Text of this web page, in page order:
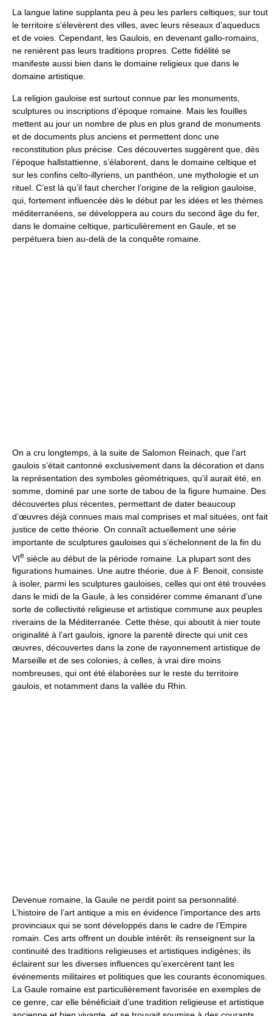
La langue latine supplanta peu à peu les parlers celtiques; sur tout
le territoire s’élevèrent des villes, avec leurs réseaux d’aqueducs
et de voies. Cependant, les Gaulois, en devenant gallo-romains,
ne renièrent pas leurs traditions propres. Cette fidélité se
manifeste aussi bien dans le domaine religieux que dans le
domaine artistique.
La religion gauloise est surtout connue par les monuments,
sculptures ou inscriptions d’époque romaine. Mais les fouilles
mettent au jour un nombre de plus en plus grand de monuments
et de documents plus anciens et permettent donc une
reconstitution plus précise. Ces découvertes suggèrent que, dès
l’époque hallstattienne, s’élaborent, dans le domaine celtique et
sur les confins celto-illyriens, un panthéon, une mythologie et un
rituel. C’est là qu’il faut chercher l’origine de la religion gauloise,
qui, fortement influencée dès le début par les idées et les thèmes
méditerranéens, se développera au cours du second âge du fer,
dans le domaine celtique, particulièrement en Gaule, et se
perpétuera bien au-delà de la conquête romaine.
On a cru longtemps, à la suite de Salomon Reinach, que l’art
gaulois s’était cantonné exclusivement dans la décoration et dans
la représentation des symboles géométriques, qu’il aurait été, en
somme, dominé par une sorte de tabou de la figure humaine. Des
découvertes plus récentes, permettant de dater beaucoup
d’œuvres déjà connues mais mal comprises et mal situées, ont fait
justice de cette théorie. On connaît actuellement une série
importante de sculptures gauloises qui s’échelonnent de la fin du
VIe siècle au début de la période romaine. La plupart sont des
figurations humaines. Une autre théorie, due à F. Benoit, consiste
à isoler, parmi les sculptures gauloises, celles qui ont été trouvées
dans le midi de la Gaule, à les considérer comme émanant d’une
sorte de collectivité religieuse et artistique commune aux peuples
riverains de la Méditerranée. Cette thèse, qui aboutit à nier toute
originalité à l’art gaulois, ignore la parenté directe qui unit ces
œuvres, découvertes dans la zone de rayonnement artistique de
Marseille et de ses colonies, à celles, à vrai dire moins
nombreuses, qui ont été élaborées sur le reste du territoire
gaulois, et notamment dans la vallée du Rhin.
Devenue romaine, la Gaule ne perdit point sa personnalité.
L’histoire de l’art antique a mis en évidence l’importance des arts
provinciaux qui se sont développés dans le cadre de l’Empire
romain. Ces arts offrent un double intérêt: ils renseignent sur la
continuité des traditions religieuses et artistiques indigènes; ils
éclairent sur les diverses influences qu’exercèrent tant les
événements militaires et politiques que les courants économiques.
La Gaule romaine est particulièrement favorisée en exemples de
ce genre, car elle bénéficiait d’une tradition religieuse et artistique